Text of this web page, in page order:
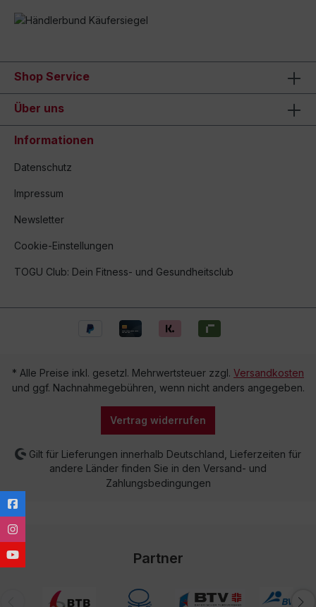
Shop Service
Über uns
Informationen
Datenschutz
Impressum
Newsletter
Cookie-Einstellungen
TOGU Club: Dein Fitness- und Gesundheitsclub
* Alle Preise inkl. gesetzl. Mehrwertsteuer zzgl. Versandkosten
und ggf. Nachnahmegebühren, wenn nicht anders angegeben.
Vertrag widerrufen
Gilt für Lieferungen innerhalb Deutschland, Lieferzeiten für
andere Länder finden Sie in den Versand- und
Zahlungsbedingungen
Partner